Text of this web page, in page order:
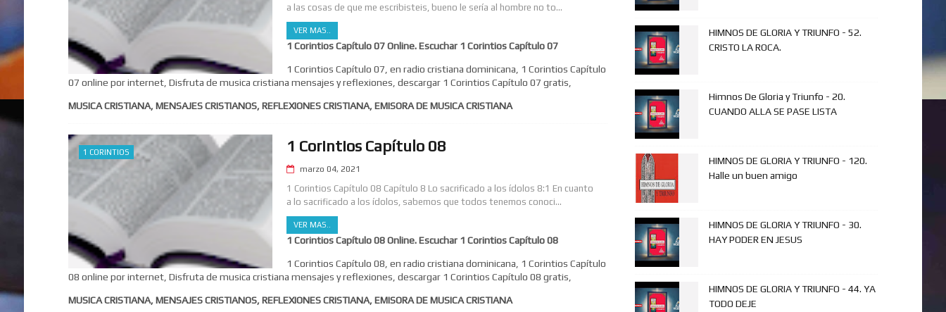
a las cosas de que me escribisteis, bueno le sería al hombre no to...
VER MAS..
1 Corintios Capítulo 07 Online. Escuchar 1 Corintios Capítulo 07
1 Corintios Capítulo 07, en radio cristiana dominicana, 1 Corintios Capítulo
07 online por internet, Disfruta de musica cristiana mensajes y reflexiones, descargar 1 Corintios Capítulo 07 gratis,
MUSICA CRISTIANA, MENSAJES CRISTIANOS, REFLEXIONES CRISTIANA, EMISORA DE MUSICA CRISTIANA
1 CORINTIOS 1 Corintios Capítulo 08
marzo 04, 2021
1 Corintios Capítulo 08 Capítulo 8 Lo sacrificado a los ídolos 8:1 En cuanto
a lo sacrificado a los ídolos, sabemos que todos tenemos conoci...
VER MAS..
1 Corintios Capítulo 08 Online. Escuchar 1 Corintios Capítulo 08
1 Corintios Capítulo 08, en radio cristiana dominicana, 1 Corintios Capítulo
08 online por internet, Disfruta de musica cristiana mensajes y reflexiones, descargar 1 Corintios Capítulo 08 gratis,
MUSICA CRISTIANA, MENSAJES CRISTIANOS, REFLEXIONES CRISTIANA, EMISORA DE MUSICA CRISTIANA
HIMNOS DE GLORIA Y TRIUNFO - 52.
CRISTO LA ROCA.
Himnos De Gloria y Triunfo - 20.
CUANDO ALLA SE PASE LISTA
HIMNOS DE GLORIA Y TRIUNFO - 120.
Halle un buen amigo
HIMNOS DE GLORIA Y TRIUNFO - 30.
HAY PODER EN JESUS
HIMNOS DE GLORIA Y TRIUNFO - 44. YA
TODO DEJE